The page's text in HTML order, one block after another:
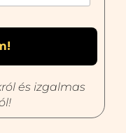
és izgalmas